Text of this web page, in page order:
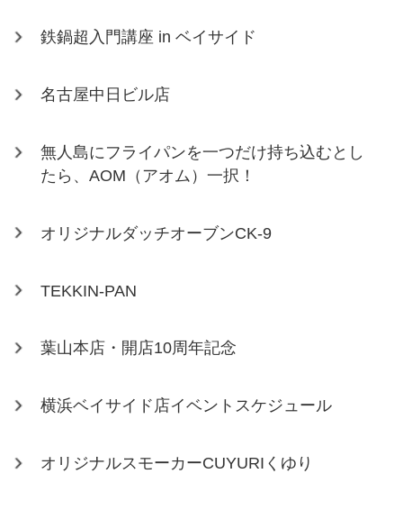
鉄鍋超入門講座 in ベイサイド
名古屋中日ビル店
無人島にフライパンを一つだけ持ち込むとし
たら、AOM（アオム）一択！
オリジナルダッチオーブンCK-9
TEKKIN-PAN
葉山本店・開店10周年記念
横浜ベイサイド店イベントスケジュール
オリジナルスモーカーCUYURIくゆり